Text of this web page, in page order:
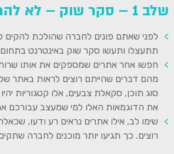
שלב 1 – סקר שוק – לא להתעצל
לפני שאתם פונים לחברה שהולכת
תתעצלו ותעשו סקר שוק באינטרנט
חפשו אחר אתרים שמספקים את אותו
מהם דברים שהייתם רוצים לראות באתר
סוג תוכן, סקאלת צבעים, אלו קטגוריות
את הדוגמאות האלו למי שמעצב עבורכם
שימו לב, אילו אתרים נראים רע ודעו,
רוצים. כך תגיעו יותר מוכנים לחברה